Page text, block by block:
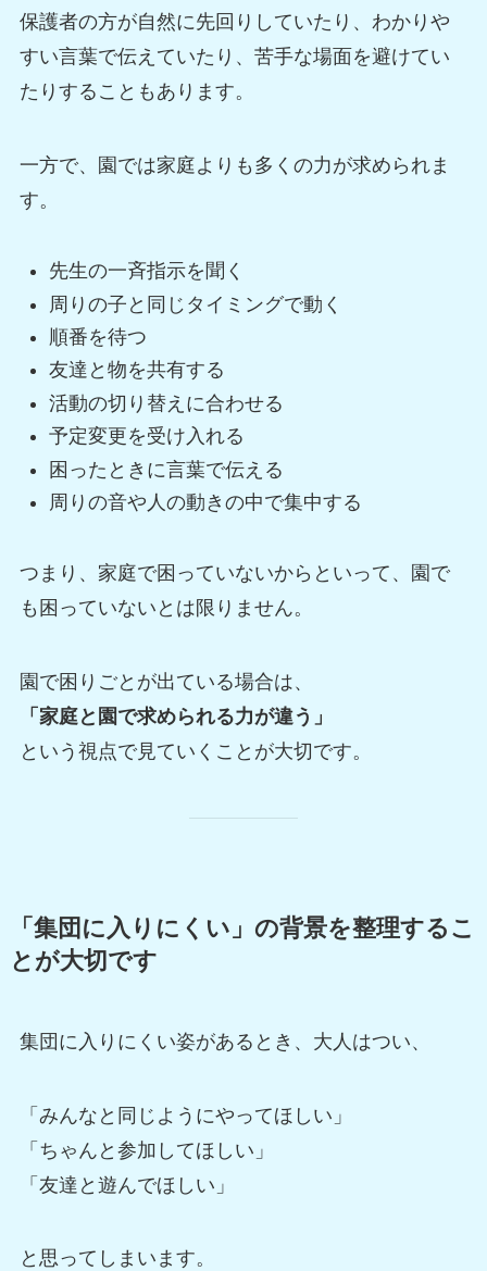
保護者の方が自然に先回りしていたり、わかりや
すい言葉で伝えていたり、苦手な場面を避けてい
たりすることもあります。
一方で、園では家庭よりも多くの力が求められま
す。
先生の一斉指示を聞く
周りの子と同じタイミングで動く
順番を待つ
友達と物を共有する
活動の切り替えに合わせる
予定変更を受け入れる
困ったときに言葉で伝える
周りの音や人の動きの中で集中する
つまり、家庭で困っていないからといって、園で
も困っていないとは限りません。
園で困りごとが出ている場合は、
「家庭と園で求められる力が違う」
という視点で見ていくことが大切です。
「集団に入りにくい」の背景を整理するこ
とが大切です
集団に入りにくい姿があるとき、大人はつい、
「みんなと同じようにやってほしい」
「ちゃんと参加してほしい」
「友達と遊んでほしい」
と思ってしまいます。